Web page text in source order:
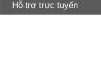
Hỗ trợ trực tuyến